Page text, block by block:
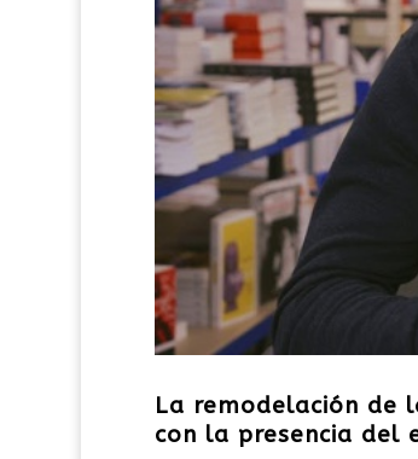
La remodelación de
con la presencia del